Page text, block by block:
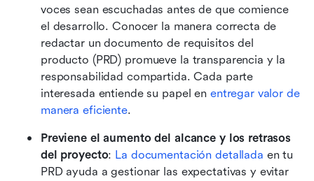
voces sean escuchadas antes de que comience
el desarrollo. Conocer la manera correcta de
redactar un documento de requisitos del
producto (PRD) promueve la transparencia y la
responsabilidad compartida. Cada parte
interesada entiende su papel en entregar valor de
manera eficiente.
Previene el aumento del alcance y los retrasos
del proyecto: La documentación detallada en tu
PRD ayuda a gestionar las expectativas y evitar